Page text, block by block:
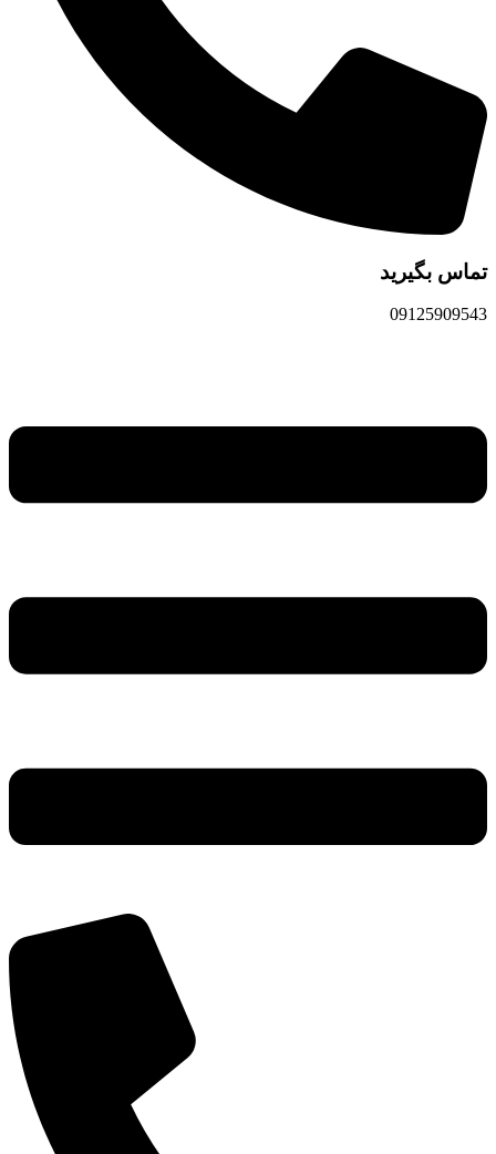
تماس بگیرید
09125909543